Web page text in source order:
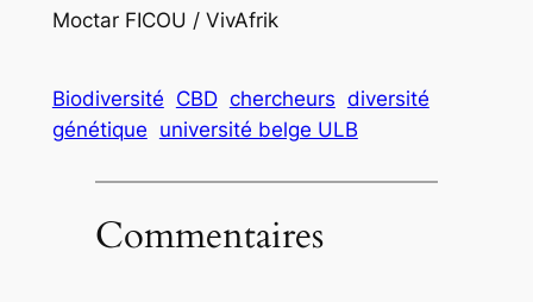
Moctar FICOU / VivAfrik
Biodiversité CBD chercheurs diversité
génétique université belge ULB
Commentaires